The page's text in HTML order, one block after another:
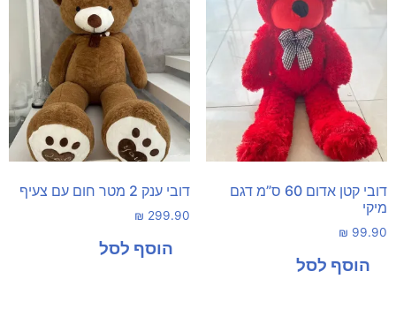
דובי קטן אדום 60 ס”מ דגם
מיקי
₪ 99.90
דובי ענק 2 מטר חום עם צעיף
₪ 299.90